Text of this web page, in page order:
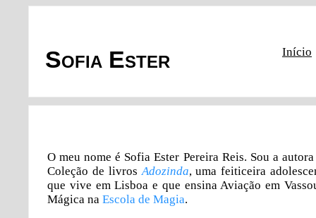
Sofia Ester Início
O meu nome é Sofia Ester Pereira Reis. Sou a
Coleção de livrosAdozinda, uma feiticeira
que vive em Lisboa e que ensina Aviação em
Mágica na Escola de Magia.